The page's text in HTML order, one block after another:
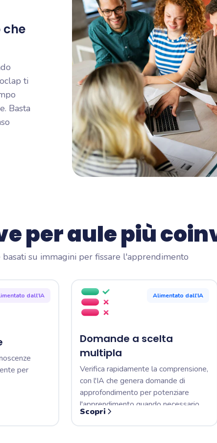
ti
Basta
per aule più
su immagini per fissare l'apprendimento
dall’IA
per
Alimentato dall’IA
Domande a scelta
multipla
Verifica rapidamente la comprensione,
con l'IA che genera domande di
approfondimento per potenziare
l'apprendimento quando necessario.
Scopri